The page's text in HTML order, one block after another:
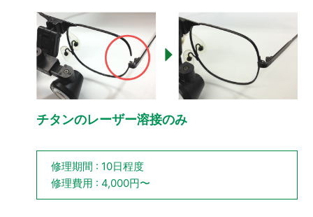
チタンのレーザー溶接のみ
修理期間 : 10日程度
修理費用 : 4,000円〜